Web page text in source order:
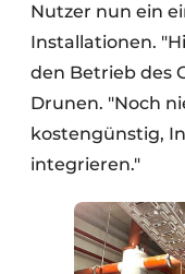
Nutzer nun ein
Installationen.
den Betrieb des
Drunen. "Noch
kostengünstig,
integrieren."